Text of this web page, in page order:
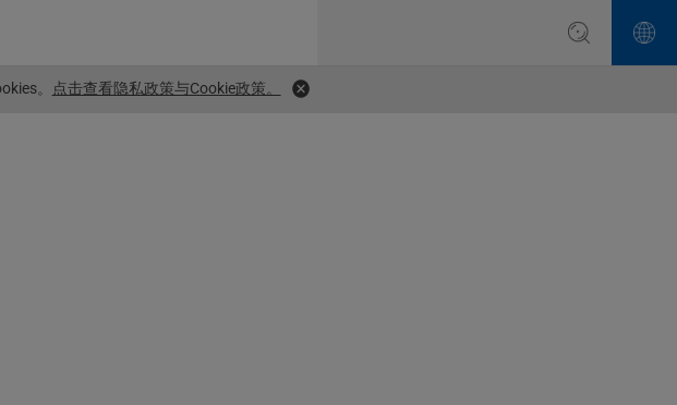
。 点击查看隐私政策与Cookie政策。